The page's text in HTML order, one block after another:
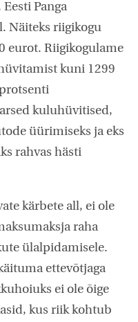
Panga
Näiteks riigikogu
eurot. Riigikogulame
kuni 1299
kuluhüvitised,
üürimiseks ja eks
rahvas hästi
kärbete all, ei ole
raha
ülalpidamisele.
ettevõtjaga
ei ole õige
kus riik kohtub